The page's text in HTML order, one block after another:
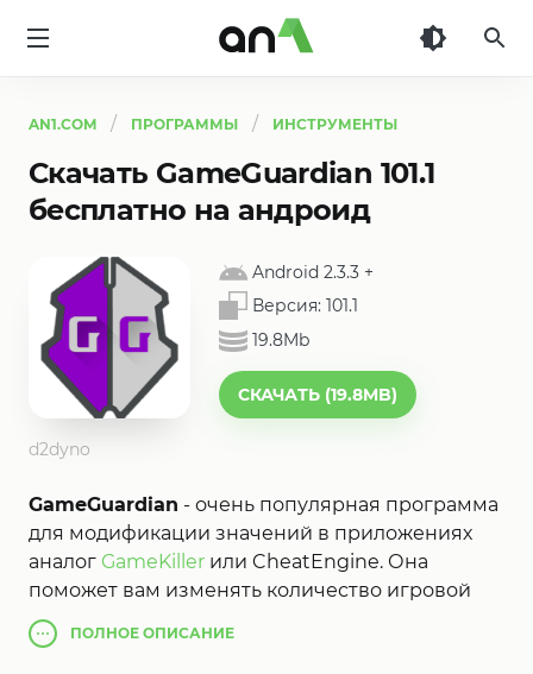
AN1.COM ПРОГРАММЫ ИНСТРУМЕНТЫ
Скачать GameGuardian 101.1
бесплатно на андроид
Android 2.3.3 +
Версия: 101.1
19.8Mb
СКАЧАТЬ (19.8MB)
d2dyno
GameGuardian - очень популярная программа
для модификации значений в приложениях
аналог GameKiller или CheatEngine. Она
поможет вам изменять количество игровой
валюты, ускорять или замедлять игру. Для
работы нужны ROOT права.
ПОЛНОЕ ОПИСАНИЕ